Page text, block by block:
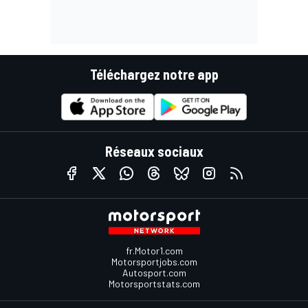
Téléchargez notre app
Réseaux sociaux
fr.Motor1.com
Motorsportjobs.com
Autosport.com
Motorsportstats.com